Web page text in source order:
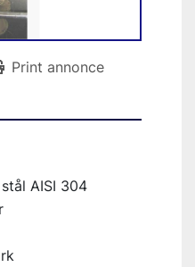
Print annonce
AISI 304